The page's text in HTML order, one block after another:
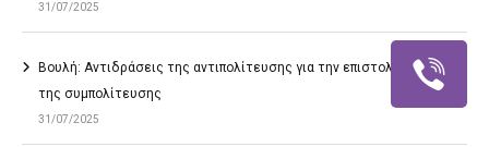
31/07/2025
Βουλή: Αντιδράσεις της αντιπολίτευσης για την επιστολική ψήφο
της συμπολίτευσης
31/07/2025